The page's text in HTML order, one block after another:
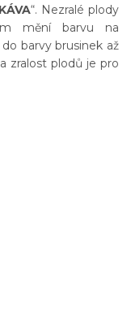
“. Nezralé plody
mění barvu na
barvy brusinek až
zralost plodů je pro